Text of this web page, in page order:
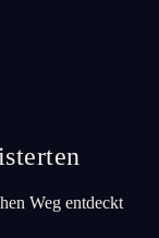
Weg entdeckt